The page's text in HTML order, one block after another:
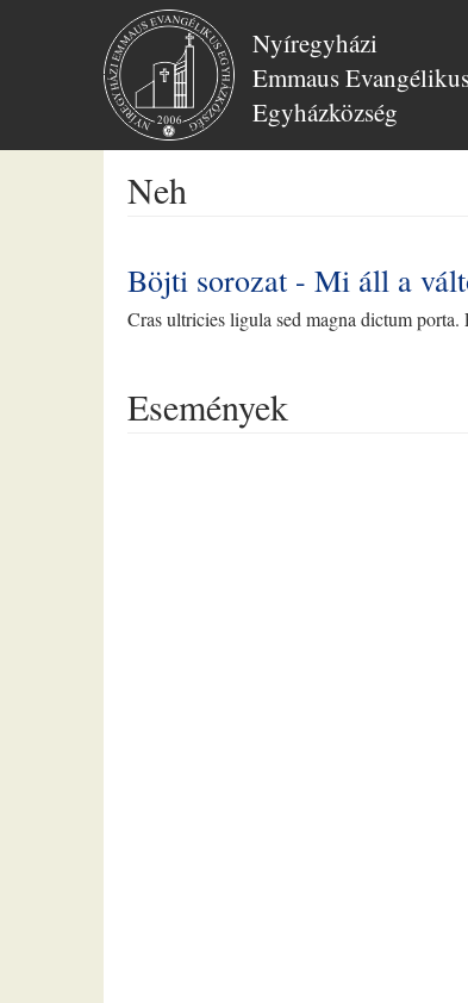
Nyíregyházi
Emmaus
Egyházközség
Neh
Böjti sorozat - Mi áll a
Cras ultricies ligula sed magna dictum porta.
Események